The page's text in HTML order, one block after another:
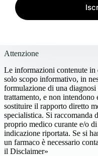
Attenzione
Le informazioni contenute in
solo scopo informativo, in
formulazione di una
trattamento, e non
sostituire il rapporto diretto
specialistica. Si raccomanda
proprio medico curante e/o
indicazione riportata. Se si
un farmaco è necessario
il Disclaimer»